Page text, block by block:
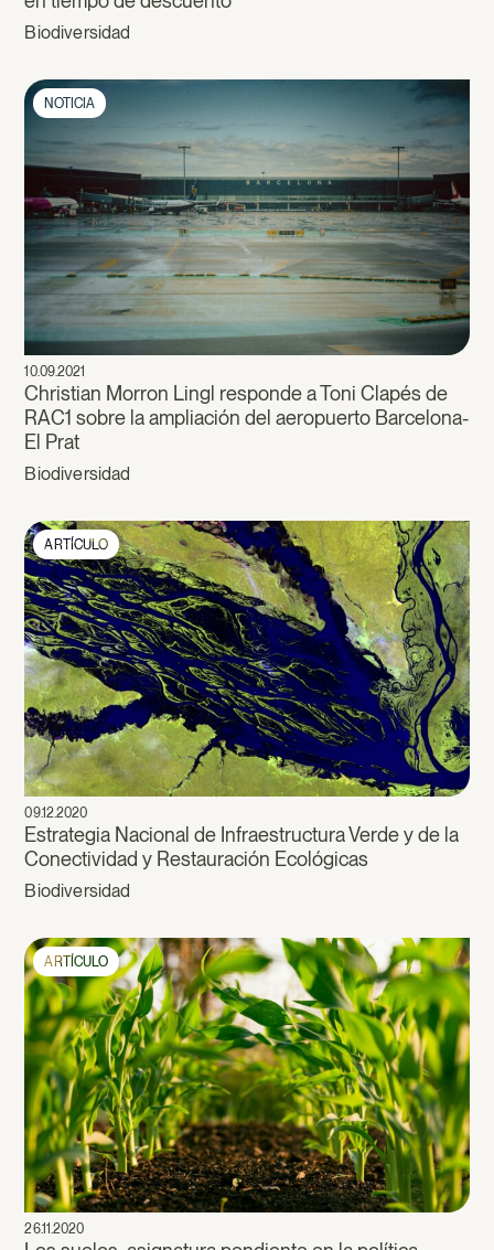
Biodiversidad
NOTICIA
10.09.2021
Christian Morron Lingl responde a Toni Clapés de
RAC1 sobre la ampliación del aeropuerto Barcelona-
El Prat
Biodiversidad
ARTÍCULO
09.12.2020
Estrategia Nacional de Infraestructura Verde y de la
Conectividad y Restauración Ecológicas
Biodiversidad
ARTÍCULO
26.11.2020